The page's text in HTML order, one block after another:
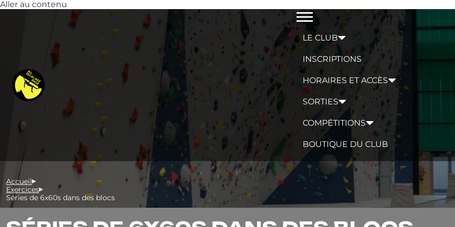
Aller au contenu
Menu
LE CLUB
INSCRIPTIONS
HORAIRES ET ACCÈS
SORTIES
COMPÉTITIONS
BOUTIQUE DU CLUB
Accueil
Exercices
Séries de 6x60s dans des blocs